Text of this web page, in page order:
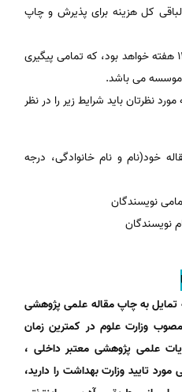
کل هزینه برای پذیرش و چاپ
بازه ی زمان داوری بین 6 تا 14 هفته خواهد بود، که تمامی پیگیری
موسسه می باشد.
نظرتان باید شرایط زیر را در نظر
خود(نام و نام خانوادگی، درجه
نویسندگان
به چاپ مقاله علمی پژوهشی
وزارت علوم در کمترین زمان
علمی پژوهشی معتبر داخلی ،
تایید وزارت بهداشت را دارید،